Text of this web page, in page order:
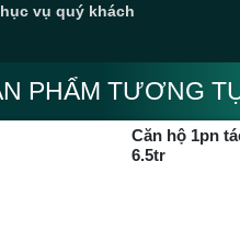
vụ quý khách
PHẨM TƯƠNG
Căn hộ 1pn
6.5tr